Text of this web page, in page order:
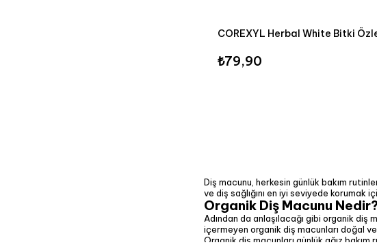
₺79,90
Diş macunu, herkesin günlük bakım
ve diş sağlığını en iyi seviyede korumak
Organik Diş Macunu Nedir?
Adından da anlaşılacağı gibi organik
içermeyen organik diş macunları doğal
Organik diş macunları günlük ağız